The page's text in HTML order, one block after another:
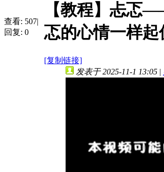
查看: 507|
回复: 0
【教程】忐忑
忑的心情一样起
[复制链接]
发表于 2025-11-1 13:05 |